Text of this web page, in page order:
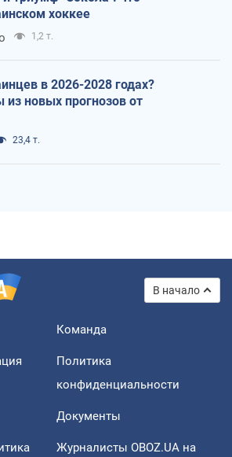
хоккее
1,2 т.
в 2026-2028 годах?
новых прогнозов от
23,4 т.
В начало
Команда
Политика
конфиденциальности
Документы
Журналисты OBOZ.UA на